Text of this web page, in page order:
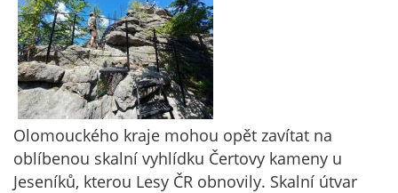
Olomouckého kraje mohou opět zavítat na
oblíbenou skalní vyhlídku Čertovy kameny u
Jeseníků, kterou Lesy ČR obnovily. Skalní útvar